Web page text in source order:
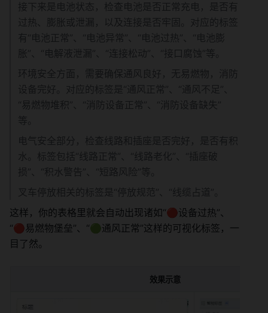
接下来是电池状态，检查电池是否正常充电，是否有
过热、膨胀或泄漏，以及连接是否牢固。对应的标签
有“电池正常”、“电池异常”、“电池过热”、“电池膨
胀”、“电解液泄漏”、“连接松动”、“接口腐蚀”等。
环境安全方面，需要确保通风良好，无易燃物，消防
设备完好。对应的标签是“通风正常”、“通风不足”、
“易燃物堆积”、“消防设备正常”、“消防设备缺失”
等。
电气安全部分，检查线路和插座是否完好，是否有积
水。标签包括“线路正常”、“线路老化”、“插座破
损”、“积水警告”、“短路风险”等。
叉车停放相关的标签是“停放规范”、“线缆占道”。
这样，你的表格里就会自动出现诸如“🔴设备过热”、
“🔴易燃物堡垒”、“🟢通风正常”这样的可视化标签，一
目了然。
效果示意